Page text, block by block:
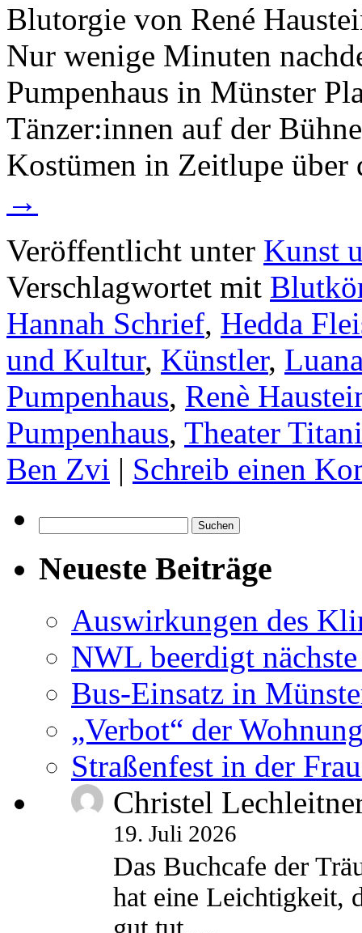
Blutorgie von René
Nur wenige Minuten
Pumpenhaus in Münster
Tänzer:innen auf der
Kostümen in Zeitlupe
→
Veröffentlicht unter Kunst
Verschlagwortet mit
Hannah Schrief, Hedda
und Kultur, Künstler,
Pumpenhaus, Renè
Pumpenhaus, Theater
Ben Zvi | Schreib einen
nach:
Neueste Beiträge
Auswirkungen des
NWL beerdigt
Bus-Einsatz in
„Verbot“ der
Straßenfest in der
Christel
19. Juli 2026
Das Buchcafe der
hat eine Leichtigkeit,